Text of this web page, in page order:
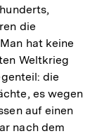
die
hat keine
Weltkrieg
die
es wegen
auf einen
nach dem